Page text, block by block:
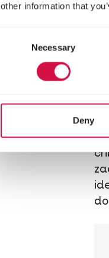
other information that
Necessary
Deny